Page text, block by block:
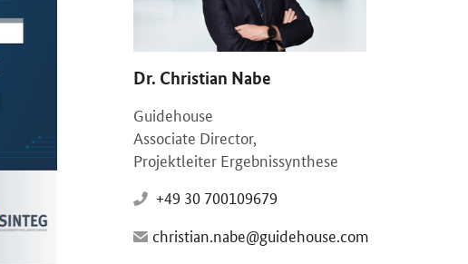
Associate Director,
Projektleiter Ergebnissynthese